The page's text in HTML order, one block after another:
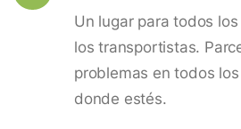
Un lugar para todos
los transportistas.
problemas en todos
donde estés.